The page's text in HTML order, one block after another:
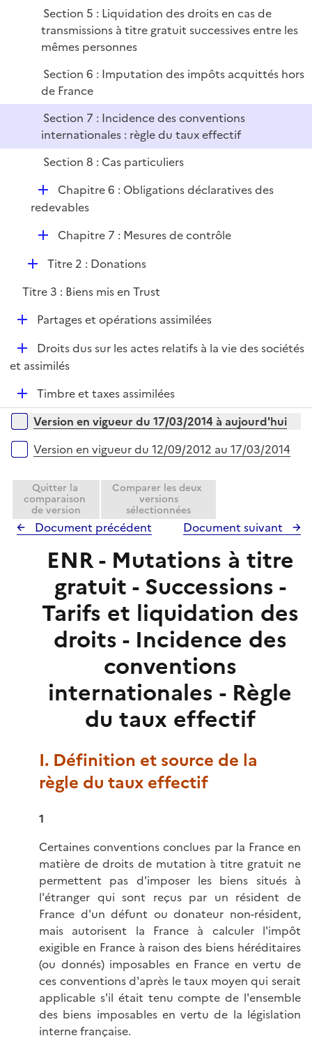
Section 5 : Liquidation des droits en cas de
transmissions à titre gratuit successives entre les
mêmes personnes
Section 6 : Imputation des impôts acquittés hors
de France
Section 7 : Incidence des conventions
internationales : règle du taux effectif
Section 8 : Cas particuliers
D
é
i
e
r
Chapitre 6 : Obligations déclaratives des
redevables
D
p
l
i
e
Chapitre 7 : Mesures de contrôle
D
p
l
e
r
Titre 2 : Donations
Titre 3 : Biens mis en Trust
D
l
r
Partages et opérations assimilées
D
é
e
r
Droits dus sur les actes relatifs à la vie des sociétés
et assimilés
D
é
p
e
r
Timbre et taxes assimilées
Versions sur la période
Version en vigueur du 17/03/2014 à aujourd'hui
Version en vigueur du 12/09/2012 au 17/03/2014
Quitter la
comparaison
de version
Comparer les deux
versions
sélectionnées
Document précédent Document suivant
ENR - Mutations à titre
gratuit - Successions -
Tarifs et liquidation des
droits - Incidence des
conventions
internationales - Règle
du taux effectif
I. Définition et source de la
règle du taux effectif
1
Certaines conventions conclues par la France en
matière de droits de mutation à titre gratuit ne
permettent pas d'imposer les biens situés à
l'étranger qui sont reçus par un résident de
France d'un défunt ou donateur non-résident,
mais autorisent la France à calculer l'impôt
exigible en France à raison des biens héréditaires
(ou donnés) imposables en France en vertu de
ces conventions d'après le taux moyen qui serait
applicable s'il était tenu compte de l'ensemble
des biens imposables en vertu de la législation
interne française.